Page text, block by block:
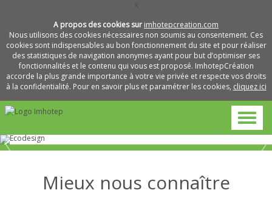
A propos des cookies sur imhotepcreation.com
Nous utilisons des cookies nécessaires non soumis au consentement. Ces
cookies sont indispensables au bon fonctionnement du site et pour réaliser
des statistiques de navigation anonymes ayant pour but d’optimiser ses
fonctionnalités et le contenu qui vous est proposé. ImhotepCréation
accorde la plus grande importance à votre vie privée et respecte vos droits
à la confidentialité. Pour en savoir plus et paramétrer les cookies, cliquez ici
Mieux nous connaître
Métiers